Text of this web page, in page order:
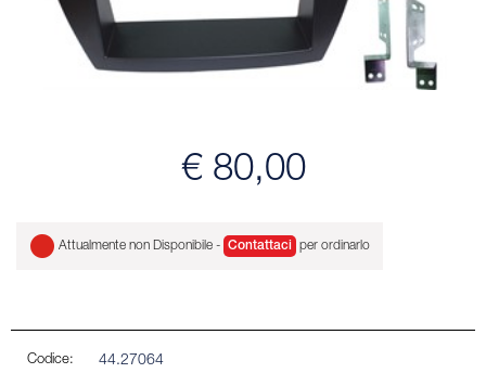
€ 80,00
Attualmente non Disponibile - Contattaci per ordinarlo
Codice: 44.27064